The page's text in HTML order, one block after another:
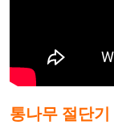
통나무 절단기